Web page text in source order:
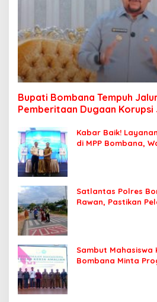
Bupati Bombana Tempuh
Pemberitaan Dugaan Korupsi
Kabar Baik!
di MPP Bombana,
Satlantas Polres
Rawan, Pastikan
Sambut Mahasiswa
Bombana Minta